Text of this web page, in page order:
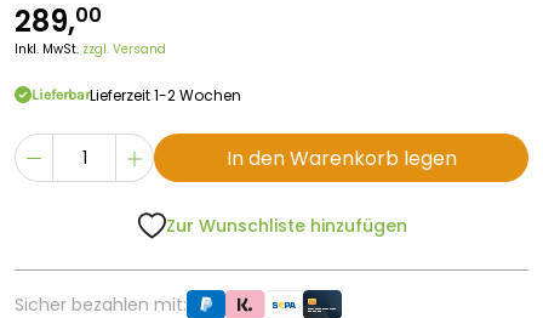
289,00
Inkl. MwSt. zzgl. Versand
LieferbarLieferzeit 1-2 Wochen
In den Warenkorb legen
Zur Wunschliste hinzufügen
Sicher bezahlen mit: